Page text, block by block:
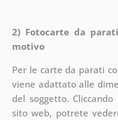
2) Fotocarte da
motivo
Per le carte da parati
viene adattato alle
del soggetto.
sito web, potrete